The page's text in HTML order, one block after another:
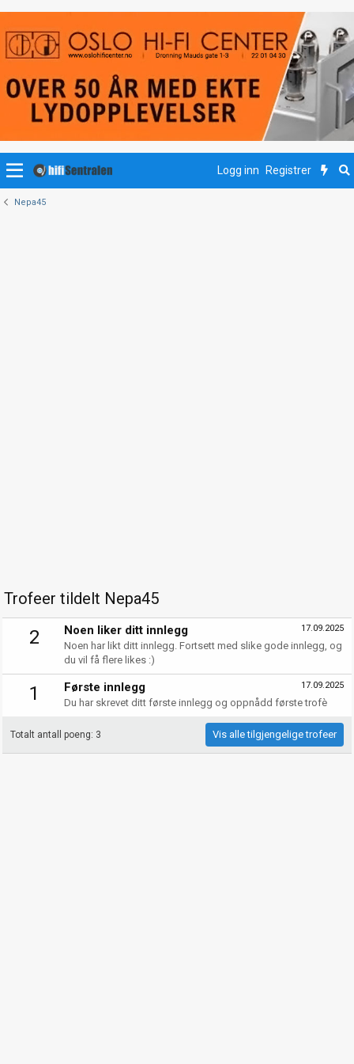
Logg inn Registrer
Nepa45
Trofeer tildelt Nepa45
2 17.09.2025
Noen liker ditt innlegg
Noen har likt ditt innlegg. Fortsett med slike gode innlegg, og
du vil få flere likes :)
1 17.09.2025
Første innlegg
Du har skrevet ditt første innlegg og oppnådd første trofè
Totalt antall poeng: 3 Vis alle tilgjengelige trofeer